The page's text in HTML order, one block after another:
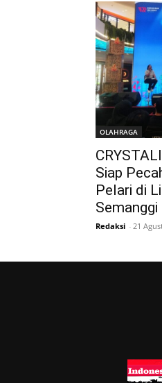
OLAHRAGA
Siap
Pelari di
Semanggi
Redaksi - 21